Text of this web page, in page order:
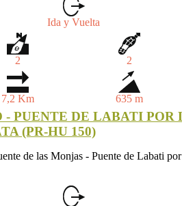
Ida y Vuelta
2 2
7,2 Km 635 m
- PUENTE DE LABATI POR
(PR-HU 150)
de las Monjas - Puente de Labati